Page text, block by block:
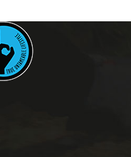
evenemang tillsammans innan
de skapar är inspirerade
och att njuta av härliga
och ge maximal